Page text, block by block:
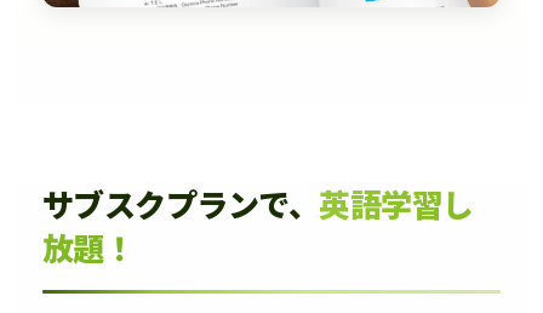
サブスクプランで、 英語学習し
放題！